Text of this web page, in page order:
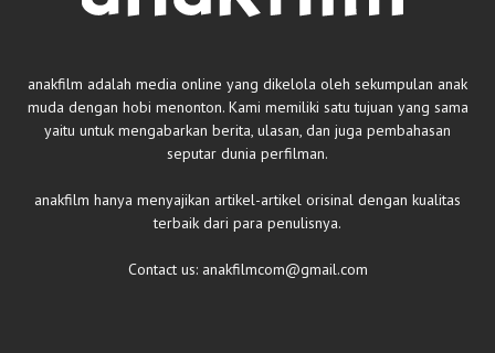
anakfilm adalah media online yang dikelola oleh sekumpulan anak
muda dengan hobi menonton. Kami memiliki satu tujuan yang sama
yaitu untuk mengabarkan berita, ulasan, dan juga pembahasan
seputar dunia perfilman.
anakfilm hanya menyajikan artikel-artikel orisinal dengan kualitas
terbaik dari para penulisnya.
Contact us: anakfilmcom@gmail.com